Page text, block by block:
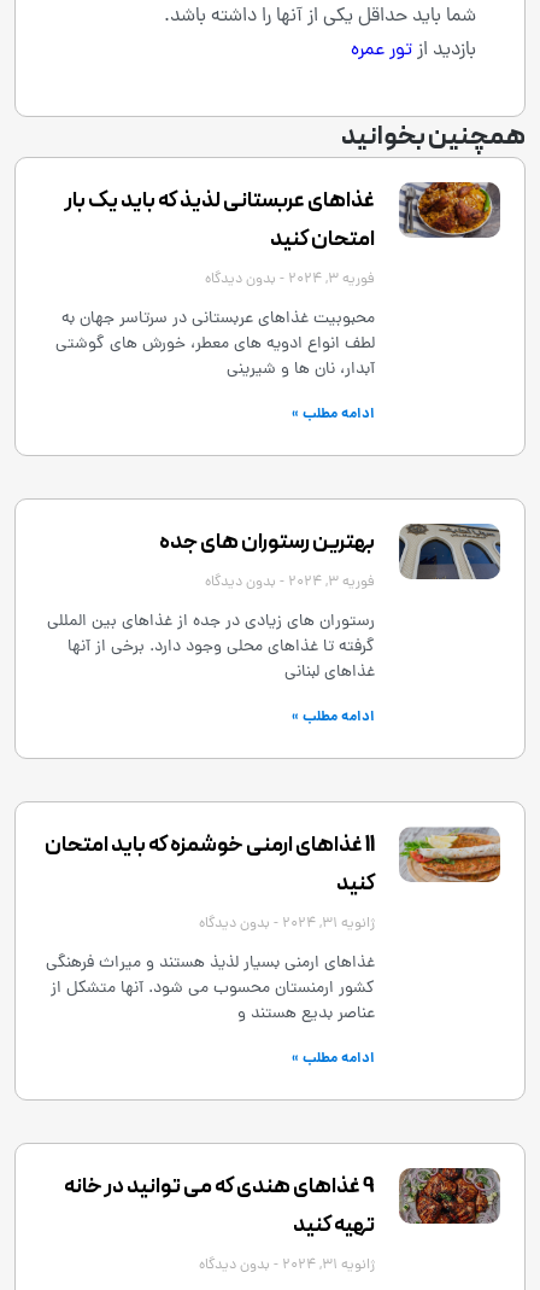
شما باید حداقل یکی از آنها را داشته باشد.
بازدید ازتور عمره
همچنین بخوانید
غذاهای عربستانی لذیذ که باید یک بار
امتحان کنید
فوریه 3, 2024 بدون دیدگاه
محبوبیت غذاهای عربستانی در سرتاسر جهان به
لطف انواع ادویه های معطر، خورش های گوشتی
آبدار، نان ها و شیرینی
ادامه مطلب »
بهترین رستوران های جده
فوریه 3, 2024 بدون دیدگاه
رستوران های زیادی در جده از غذاهای بین المللی
گرفته تا غذاهای محلی وجود دارد. برخی از آنها
غذاهای لبنانی
ادامه مطلب »
11 غذاهای ارمنی خوشمزه که باید امتحان
کنید
ژانویه 31, 2024 بدون دیدگاه
غذاهای ارمنی بسیار لذیذ هستند و میراث فرهنگی
کشور ارمنستان محسوب می شود. آنها متشکل از
عناصر بدیع هستند و
ادامه مطلب »
9 غذاهای هندی که می توانید در خانه
تهیه کنید
ژانویه 31, 2024 بدون دیدگاه